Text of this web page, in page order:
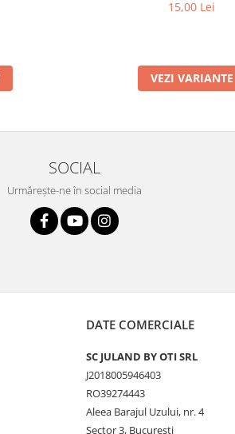
15,00 Lei
VEZI VARIANTE
SOCIAL
Urmărește-ne în social media
DATE COMERCIALE
SC JULAND BY OTI SRL
J2018005946403
RO39274443
Aleea Barajul Uzului, nr. 4
Sector 3, Bucuresti